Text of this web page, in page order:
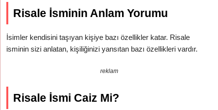
Risale İsminin Anlam Yorumu
İsimler kendisini taşıyan kişiye bazı özellikler katar. Risale
isminin sizi anlatan, kişiliğinizi yansıtan bazı özellikleri vardır.
reklam
Risale İsmi Caiz Mi?